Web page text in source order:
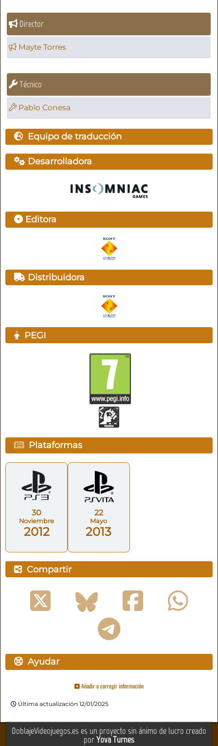
Director
Mayte Torres
Técnico
Pablo Conesa
Equipo de traducción
Desarrolladora
Editora
Distribuidora
PEGI
Plataformas
30
Noviembre
2012
22
Mayo
2013
Compartir
Ayudar
Añadir o corregir información
Última actualización 12/01/2025
DoblajeVideojuegos.es es un proyecto sin ánimo de lucro creado
porYova Turnes